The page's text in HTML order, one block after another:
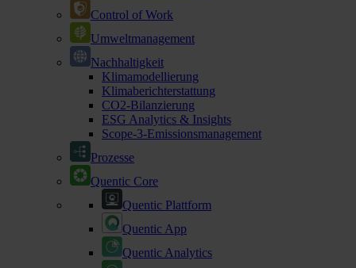
Control of Work
Umweltmanagement
Nachhaltigkeit
Klimamodellierung
Klimaberichterstattung
CO2-Bilanzierung
ESG Analytics & Insights
Scope-3-Emissionsmanagement
Prozesse
Quentic Core
Quentic Plattform
Quentic App
Quentic Analytics